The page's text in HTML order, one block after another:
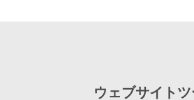
ウェブサイト